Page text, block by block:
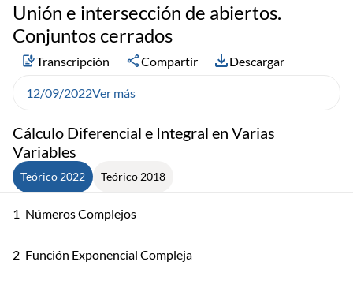
Cálculo Diferencial e Integral en Varias
Variables
Teórico 2022 Teórico 2018
1 Números Complejos
2 Función Exponencial Compleja
Unión e intersección de abiertos.
Conjuntos cerrados
Transcripción Compartir Descargar
12/09/2022Ver más